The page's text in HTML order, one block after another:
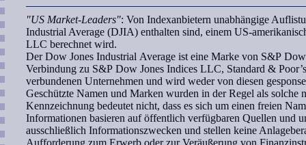
"US Market-Leaders": Von Indexanbietern unabhängige
Industrial Average (DJIA) enthalten sind, einem US-
LLC berechnet wird.
Der Dow Jones Industrial Average ist eine Marke von S&P
Verbindung zu S&P Dow Jones Indices LLC, Standard &
verbundenen Unternehmen und wird weder von diesen
Geschützte Namen und Marken wurden in der Regel als solche
Kennzeichnung bedeutet nicht, dass es sich um einen freien
Informationen basieren auf öffentlich verfügbaren Quellen und
ausschließlich Informationszwecken und stellen keine
Aufforderung zum Erwerb oder zur Veräußerung von